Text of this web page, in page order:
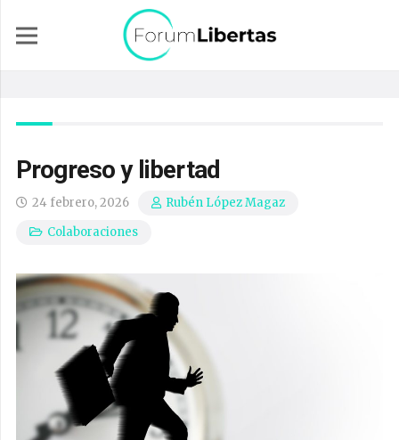
Progreso y libertad
24 febrero, 2026
Rubén López Magaz
Colaboraciones